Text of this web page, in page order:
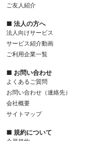
ご友人紹介
■ 法人の方へ
法人向けサービス
サービス紹介動画
ご利用企業一覧
■ お問い合わせ
よくあるご質問
お問い合わせ（連絡先）
会社概要
サイトマップ
■ 規約について